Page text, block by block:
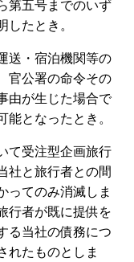
五号までのいず
たとき。
送・宿泊機関等の
官公署の命令その
由が生じた場合で
となったとき。
て受注型企画旅行
社と旅行者との間
ってのみ消滅しま
行者が既に提供を
る当社の債務につ
れたものとしま